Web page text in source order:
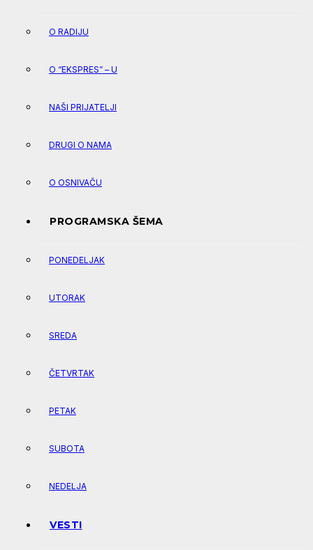
O RADIJU
O “EKSPRES” – U
NAŠI PRIJATELJI
DRUGI O NAMA
O OSNIVAČU
PROGRAMSKA ŠEMA
PONEDELJAK
UTORAK
SREDA
ČETVRTAK
PETAK
SUBOTA
NEDELJA
VESTI